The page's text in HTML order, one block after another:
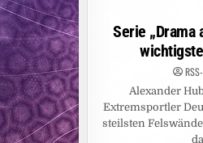
Serie „Drama
Alexander
Extremsportler
steilsten